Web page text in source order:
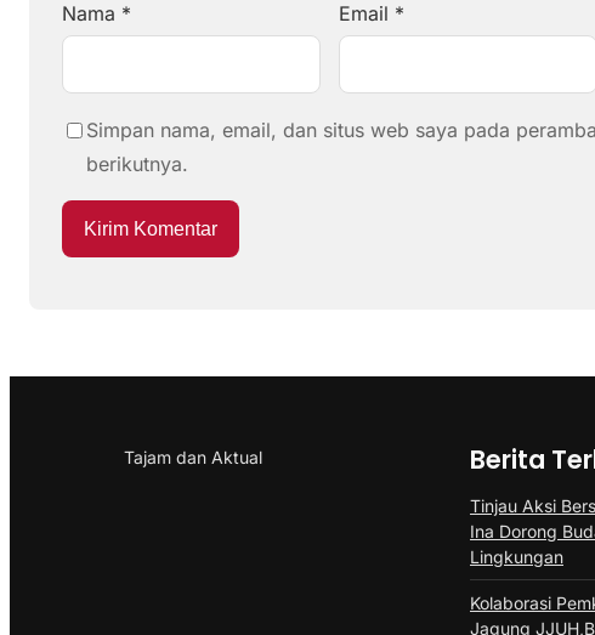
Nama * Email *
Simpan nama, email, dan situs web saya pada
berikutnya.
Tajam dan Aktual Berita
Tinjau Aksi
Ina Dorong
Lingkungan
Kolaborasi
Jagung